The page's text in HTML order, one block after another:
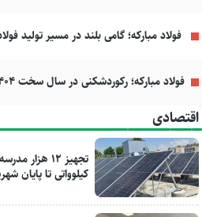
فولاد مبارکه؛ گامی بلند در مسیر تولید
فولاد مبارکه؛ رکوردشکنی در سال سخت ۱۴۰۴
اقتصادی
کیلوواتی تا پایان